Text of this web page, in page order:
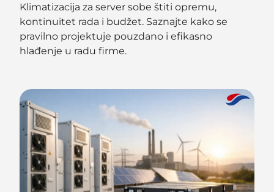
Klimatizacija za server sobe štiti opremu,
kontinuitet rada i budžet. Saznajte kako se
pravilno projektuje pouzdano i efikasno
hlađenje u radu firme.